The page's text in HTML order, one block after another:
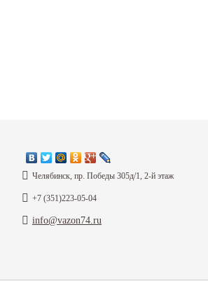
Челябинск, пр. Победы 305д/1, 2-й этаж
+7 (351)223-05-04
info@vazon74.ru